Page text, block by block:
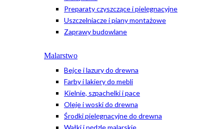
Preparaty czyszczące i pielęgnacyjne
Uszczelniacze i piany montażowe
Zaprawy budowlane
Malarstwo
Bejce i lazury do drewna
Farby i lakiery do mebli
Kielnie, szpachelki i pace
Oleje i woski do drewna
Środki pielęgnacyjne do drewna
Wałki i pędzle malarskie